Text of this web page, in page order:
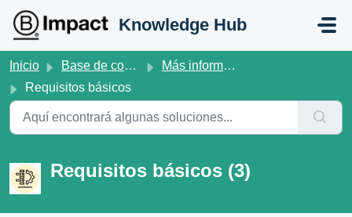
Knowledge Hub
Inicio Base de conocimientos
Más información sobre las Normas V2 de B Lab
Requisitos básicos
Requisitos básicos (3)